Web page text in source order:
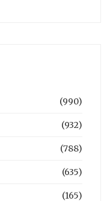
(990)
(932)
(788)
(635)
(165)